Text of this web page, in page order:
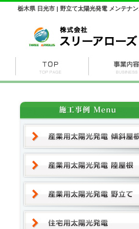
栃木県 日光市 | 野立て太陽光発電 メンテナ